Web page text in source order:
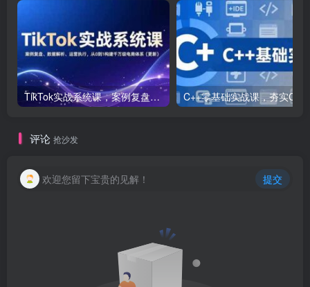
TikTok实战系统课，案例复盘、数据解析、运营执行，从0到1构建千万级电商体系（更新）
评论 抢沙发
欢迎您留下宝贵的见解！ 提交